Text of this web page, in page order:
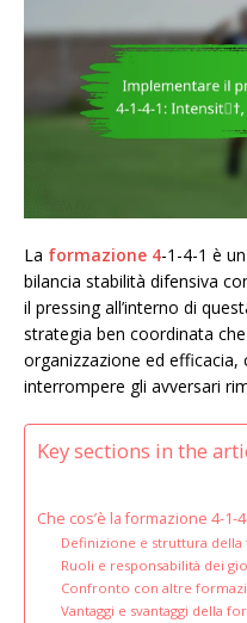
La formazione 4-1-4-1 è
bilancia stabilità difensiva
il pressing all’interno di
strategia ben coordinata
organizzazione ed
interrompere gli avversari
Key sections in the
Che cos’è la formazione 4-1-
Definizione e struttura
Ruoli e responsabilità dei
Confronto con altre
Vantaggi e svantaggi della